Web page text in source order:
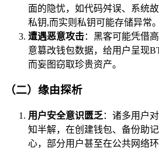
面的隐忧，如代码舛误、系统
私钥,而实则私钥可能存储异常。
遭遇恶意攻击：黑客可能凭借
意篡改钱包数据，给用户呈现
而妄图窃取珍贵资产。
（二）缘由探析
用户安全意识匮乏 ：诸多用户
知半解，在创建钱包、备份助
心，部分用户甚至在公共网络